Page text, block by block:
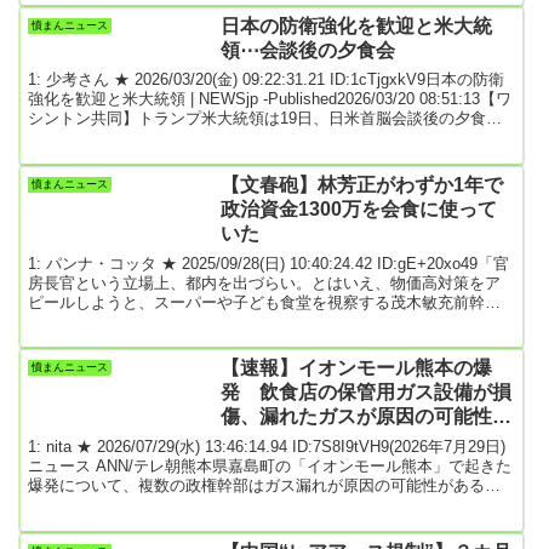
入させたりしたとして、不同意わいせつや同未遂、器物損壊などの
罪で名古屋地検に追起訴されていたことが分かった。続きは↓引用
憤まんニュース
日本の防衛強化を歓迎と米大統
領⋯会談後の夕食会
1: 少考さん ★ 2026/03/20(金) 09:22:31.21 ID:1cTjgxkV9日本の防衛
強化を歓迎と米大統領 | NEWSjp -Published2026/03/20 08:51:13【ワ
シントン共同】トランプ米大統領は19日、日米首脳会談後の夕食会
President Trump Participates in a Dinner with the Prime...
憤まんニュース
【文春砲】林芳正がわずか1年で
政治資金1300万を会食に使って
いた
1: パンナ・コッタ ★ 2025/09/28(日) 10:40:24.42 ID:gE+20xo49「官
房長官という立場上、都内を出づらい。とはいえ、物価高対策をア
ピールしようと、スーパーや子ども食堂を視察する茂木敏充前幹事
の収支報告書をめくれば、一目瞭然。資金管理団体「林芳正を支え
る会」の支出に並ぶのは、客単価数万円の高級料亭の数々だ。例え
ば、墨田区向島の花街にひっそりと佇...
憤まんニュース
【速報】イオンモール熊本の爆
発 飲食店の保管用ガス設備が損
傷、漏れたガスが原因の可能性
複数の政権幹部が指摘 ★6
1: nita ★ 2026/07/29(水) 13:46:14.94 ID:7S8I9tVH9(2026年7月29日)
ニュース ANN/テレ朝熊本県嘉島町の「イオンモール熊本」で起きた
爆発について、複数の政権幹部はガス漏れが原因の可能性があると
店で使用する保管用のガス設備が地震で損傷し、漏れたガスに引火